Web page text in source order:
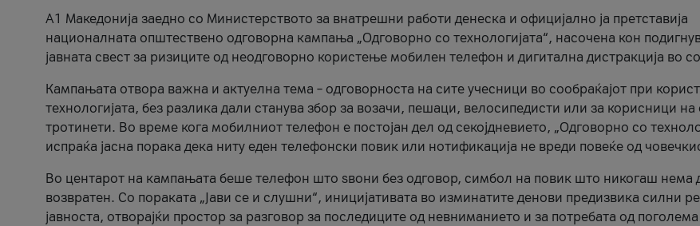
A1 Македонија заедно со Министерството за внатрешни работи денеска и официјално ја претставија
националната општествено одговорна кампања „Одговорно со технологијата“, насочена кон
јавната свест за ризиците од неодговорно користење мобилен телефон и дигитална дистракција во
Кампањата отвора важна и актуелна тема – одговорноста на сите учесници во сообраќајот при
технологијата, без разлика дали станува збор за возачи, пешаци, велосипедисти или за корисници
тротинети. Во време кога мобилниот телефон е постојан дел од секојдневието, „Одговорно со
испраќа јасна порака дека ниту еден телефонски повик или нотификација не вреди повеќе од
Во центарот на кампањата беше телефон што ѕвони без одговор, симбол на повик што никогаш нема
возвратен. Со пораката „Јави се и слушни“, иницијативата во изминатите денови предизвика силни
јавноста, отворајќи простор за разговор за последиците од невниманието и за потребата од